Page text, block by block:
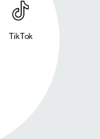
TikTok